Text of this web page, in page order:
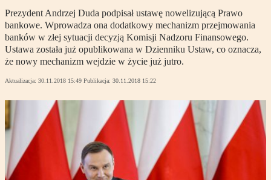
Prezydent Andrzej Duda podpisał ustawę nowelizującą Prawo
bankowe. Wprowadza ona dodatkowy mechanizm przejmowania
banków w złej sytuacji decyzją Komisji Nadzoru Finansowego.
Ustawa została już opublikowana w Dzienniku Ustaw, co oznacza,
że nowy mechanizm wejdzie w życie już jutro.
Aktualizacja: 30.11.2018 15:49 Publikacja: 30.11.2018 15:22